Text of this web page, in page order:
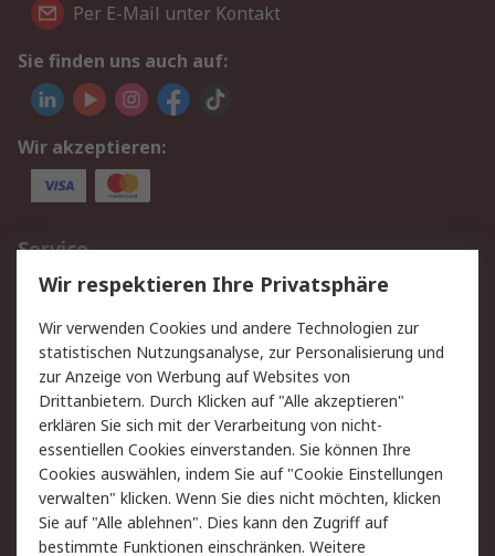
Per E-Mail unter Kontakt
Sie finden uns auch auf:
Wir akzeptieren:
Service
Value Added Services
Lieferlösungen
Rücksendungen
Kontakt
Hilfe
Rechtliches
AGB
Datenschutz
Cookie-Richtlinie
Zahlungsbedingungen
Copyright/Impressum
Wir respektieren Ihre Privatsphäre
Wir verwenden Cookies und andere Technologien zur
statistischen Nutzungsanalyse, zur Personalisierung und
zur Anzeige von Werbung auf Websites von
Drittanbietern. Durch Klicken auf "Alle akzeptieren"
erklären Sie sich mit der Verarbeitung von nicht-
essentiellen Cookies einverstanden. Sie können Ihre
Cookies auswählen, indem Sie auf "Cookie Einstellungen
verwalten" klicken. Wenn Sie dies nicht möchten, klicken
Sie auf "Alle ablehnen". Dies kann den Zugriff auf
bestimmte Funktionen einschränken. Weitere